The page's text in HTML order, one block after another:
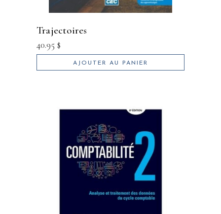
trajectoires
40.95 $
AJOUTER AU PANIER